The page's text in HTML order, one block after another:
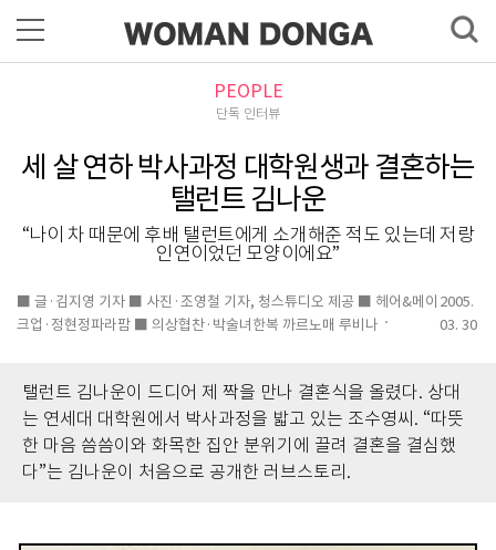
PEOPLE
단독 인터뷰
세 살 연하 박사과정 대학원생과 결혼하는
탤런트 김나운
“나이 차 때문에 후배 탤런트에게 소개해준 적도 있는데 저랑
인연이었던 모양이에요”
■ 글·김지영 기자 ■ 사진·조영철 기자, 청스튜디오 제공 ■ 헤어&메이
크업·정현정파라팜 ■ 의상협찬·박술녀한복 까르노매 루비나
2005.
03. 30
탤런트 김나운이 드디어 제 짝을 만나 결혼식을 올렸다. 상대
는 연세대 대학원에서 박사과정을 밟고 있는 조수영씨. “따뜻
한 마음 씀씀이와 화목한 집안 분위기에 끌려 결혼을 결심했
다”는 김나운이 처음으로 공개한 러브스토리.